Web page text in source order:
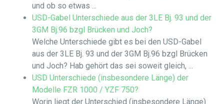
und ob so etwas ...
USD-Gabel Unterschiede aus der 3LE Bj. 93 und der
3GM Bj.96 bzgl Brücken und Joch?
Welche Unterschiede gibt es bei den USD-Gabel
aus der 3LE Bj. 93 und der 3GM Bj.96 bzgl Brücken
und Joch? Hab gehört das sei soweit gleich, ...
USD Unterschiede (insbesondere Länge) der
Modelle FZR 1000 / YZF 750?
Worin liegt der Unterschied (insbesondere Länge)